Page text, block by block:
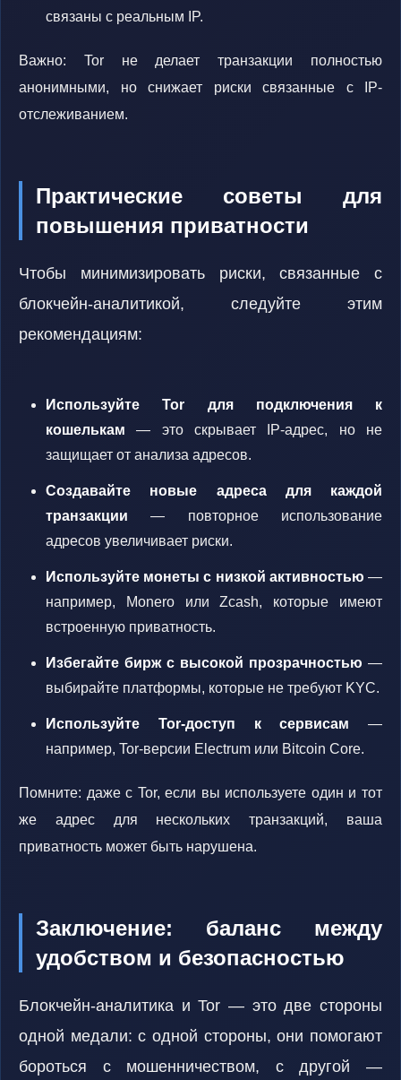
связаны с реальным IP.
Важно: Tor не делает транзакции полностью
анонимными, но снижает риски связанные с IP-
отслеживанием.
Практические советы для
повышения приватности
Чтобы минимизировать риски, связанные с
блокчейн-аналитикой, следуйте этим
рекомендациям:
Используйте Tor для подключения к
кошелькам — это скрывает IP-адрес, но не
защищает от анализа адресов.
Создавайте новые адреса для каждой
транзакции — повторное использование
адресов увеличивает риски.
Используйте монеты с низкой активностью —
например, Monero или Zcash, которые имеют
встроенную приватность.
Избегайте бирж с высокой прозрачностью —
выбирайте платформы, которые не требуют KYC.
Используйте Tor-доступ к сервисам —
например, Tor-версии Electrum или Bitcoin Core.
Помните: даже с Tor, если вы используете один и тот
же адрес для нескольких транзакций, ваша
приватность может быть нарушена.
Заключение: баланс между
удобством и безопасностью
Блокчейн-аналитика и Tor — это две стороны
одной медали: с одной стороны, они помогают
бороться с мошенничеством, с другой —